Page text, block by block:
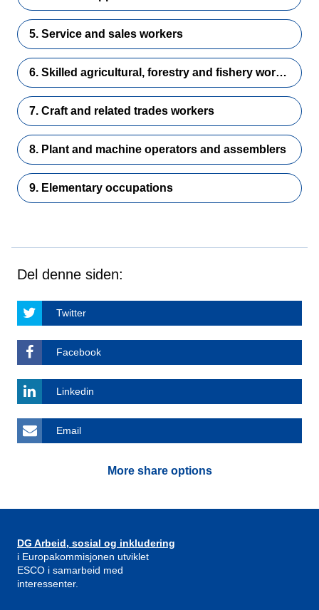
5. Service and sales workers
6. Skilled agricultural, forestry and fishery workers
7. Craft and related trades workers
8. Plant and machine operators and assemblers
9. Elementary occupations
Del denne siden:
Twitter
Facebook
Linkedin
Email
More share options
DG Arbeid, sosial og inkludering
i Europakommisjonen utviklet
ESCO i samarbeid med
interessenter.